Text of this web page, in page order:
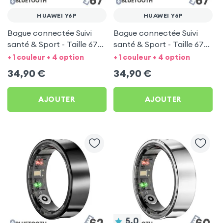
HUAWEI Y6P
Bague connectée Suivi
santé & Sport - Taille 67
Argent
+ 1 couleur + 4 option
34,90 €
AJOUTER
HUAWEI Y6P
Bague connectée Suivi
santé & Sport - Taille 67
Noir
+ 1 couleur + 4 option
34,90 €
AJOUTER